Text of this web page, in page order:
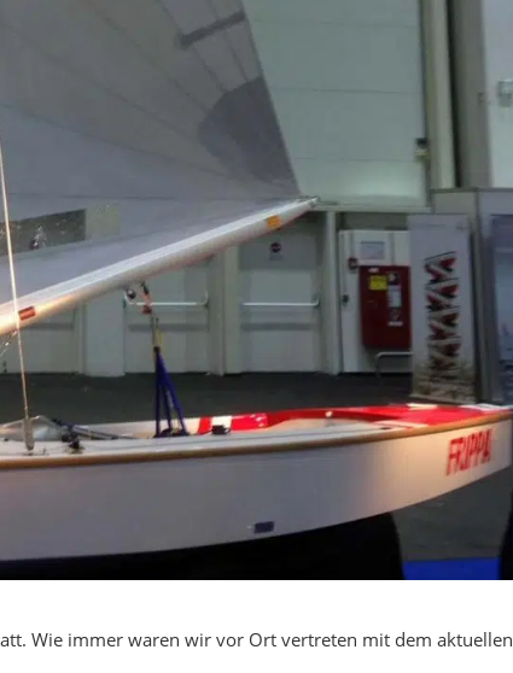
Wie immer waren wir vor Ort vertreten mit dem aktuellen